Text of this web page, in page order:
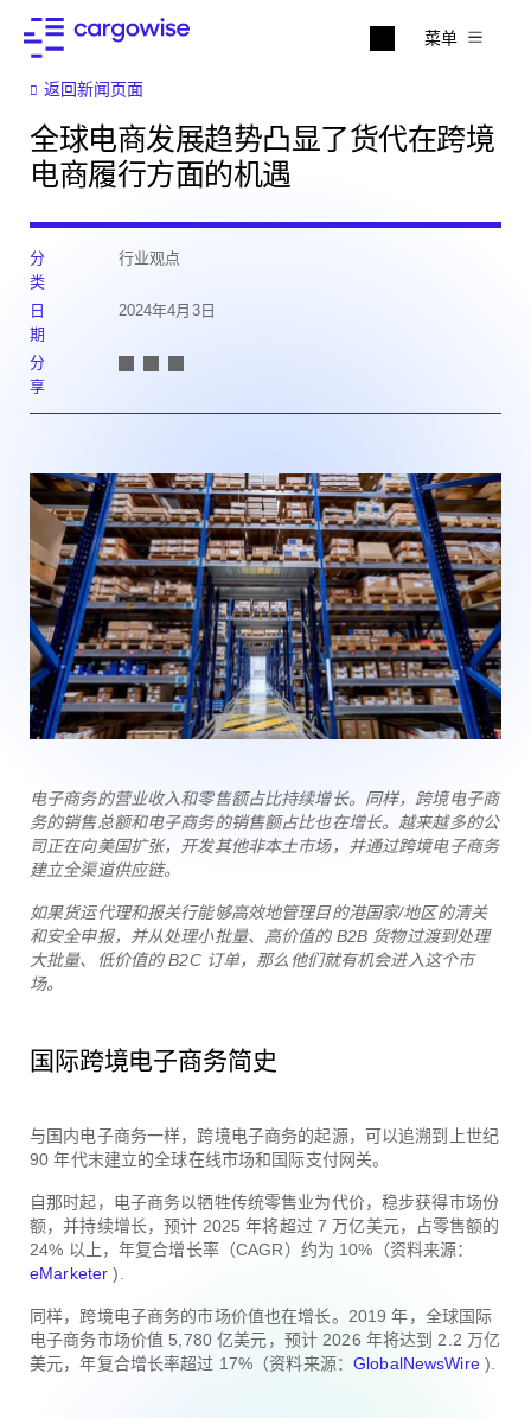
菜单
返回新闻页面
全球电商发展趋势凸显了货代在跨境
电商履行方面的机遇
分
类
行业观点
日
期
2024年4月3日
分
享
电子商务的营业收入和零售额占比持续增长。同样，跨境电子商
务的销售总额和电子商务的销售额占比也在增长。越来越多的公
司正在向美国扩张，开发其他非本土市场，并通过跨境电子商务
建立全渠道供应链。
如果货运代理和报关行能够高效地管理目的港国家/地区的清关
和安全申报，并从处理小批量、高价值的 B2B 货物过渡到处理
大批量、低价值的 B2C 订单，那么他们就有机会进入这个市
场。
国际跨境电子商务简史
与国内电子商务一样，跨境电子商务的起源，可以追溯到上世纪
90 年代末建立的全球在线市场和国际支付网关。
自那时起，电子商务以牺牲传统零售业为代价，稳步获得市场份
额，并持续增长，预计 2025 年将超过 7 万亿美元，占零售额的
24% 以上，年复合增长率（CAGR）约为 10%（资料来源：
eMarketer ).
同样，跨境电子商务的市场价值也在增长。2019 年，全球国际
电子商务市场价值 5,780 亿美元，预计 2026 年将达到 2.2 万亿
美元，年复合增长率超过 17%（资料来源： GlobalNewsWire ).